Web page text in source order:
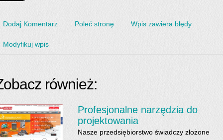
Dodaj Komentarz Poleć stronę Wpis zawiera błędy
Modyfikuj wpis
również:
Profesjonalne narzędzia do
projektowania
Nasze przedsiębiorstwo świadczy złożone